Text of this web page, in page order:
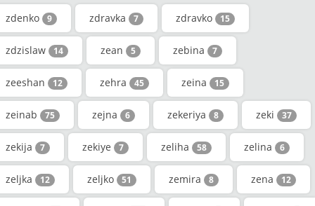
zdenko 9 zdravka 7 zdravko 15
zdzislaw 14 zean 5 zebina 7
zeeshan 12 zehra 45 zeina 15
zeinab 75 zejna 6 zekeriya 8 zeki 37
zekija 7 zekiye 7 zeliha 58 zelina 6
zeljka 12 zeljko 51 zemira 8 zena 12